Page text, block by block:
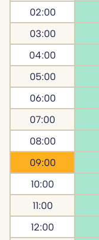
02:00
03:00
04:00
05:00
06:00
07:00
08:00
09:00
10:00
11:00
12:00